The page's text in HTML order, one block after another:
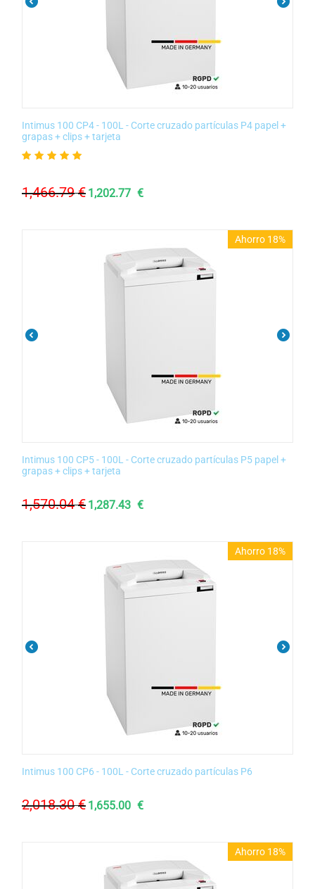
Intimus 100 CP4 - 100L - Corte cruzado partículas P4 papel +
grapas + clips + tarjeta
1,466.79 € 1,202.77 €
Ahorro 18%
Intimus 100 CP5 - 100L - Corte cruzado partículas P5 papel +
grapas + clips + tarjeta
1,570.04 € 1,287.43 €
Ahorro 18%
Intimus 100 CP6 - 100L - Corte cruzado partículas P6
2,018.30 € 1,655.00 €
Ahorro 18%